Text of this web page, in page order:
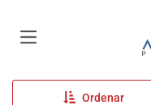
Ordenar